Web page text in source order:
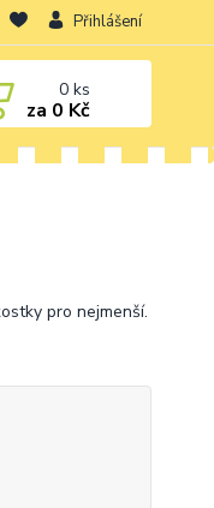
Přihlášení
0ks
za 0 Kč
pro nejmenší.